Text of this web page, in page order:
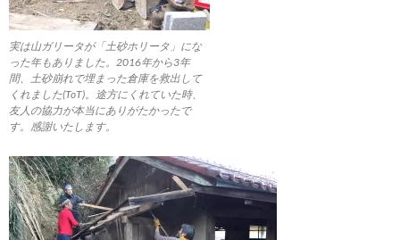
実は山ガリータが「土砂ホリータ」にな
った年もありました。2016年から3年
間、土砂崩れで埋まった倉庫を救出して
くれました(ToT)。途方にくれていた時、
友人の協力が本当にありがたかったで
す。感謝いたします。